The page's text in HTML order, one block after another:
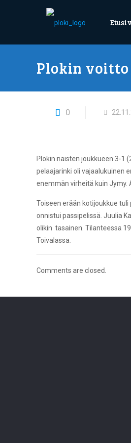
Plokin
0
Plokin naisten joukkueen 3-1
pelaajarinki oli vajaalukuinen
enemmän virheitä kuin Jymy.
Toiseen erään kotijoukkue
onnistui passipelissä. Juulia
olikin tasainen. Tilanteessa
Toivalassa.
Comments are closed.